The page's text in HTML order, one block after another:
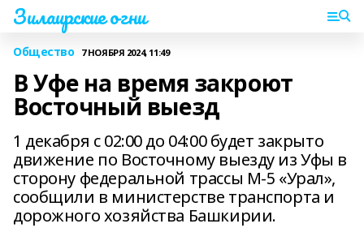
Зилаирские огни
Общество 7 НОЯБРЯ 2024, 11:49
В Уфе на время закроют
Восточный выезд
1 декабря с 02:00 до 04:00 будет закрыто
движение по Восточному выезду из Уфы в
сторону федеральной трассы М-5 «Урал»,
сообщили в министерстве транспорта и
дорожного хозяйства Башкирии.